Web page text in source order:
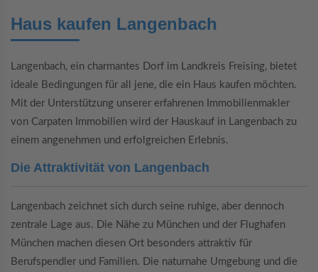
Haus kaufen Langenbach
Langenbach, ein charmantes Dorf im Landkreis Freising, bietet
ideale Bedingungen für all jene, die ein Haus kaufen möchten.
Mit der Unterstützung unserer erfahrenen Immobilienmakler
von Carpaten Immobilien wird der Hauskauf in Langenbach zu
einem angenehmen und erfolgreichen Erlebnis.
Die Attraktivität von Langenbach
Langenbach zeichnet sich durch seine ruhige, aber dennoch
zentrale Lage aus. Die Nähe zu München und der Flughafen
München machen diesen Ort besonders attraktiv für
Berufspendler und Familien. Die naturnahe Umgebung und die